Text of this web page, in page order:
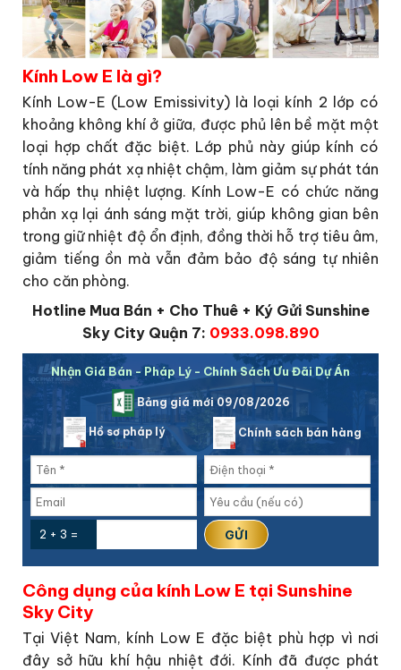
Kính Low E là gì?
Kính Low-E (Low Emissivity) là loại kính 2 lớp có
khoảng không khí ở giữa, được phủ lên bề mặt một
loại hợp chất đặc biệt. Lớp phủ này giúp kính có
tính năng phát xạ nhiệt chậm, làm giảm sự phát tán
và hấp thụ nhiệt lượng. Kính Low-E có chức năng
phản xạ lại ánh sáng mặt trời, giúp không gian bên
trong giữ nhiệt độ ổn định, đồng thời hỗ trợ tiêu âm,
giảm tiếng ồn mà vẫn đảm bảo độ sáng tự nhiên
cho căn phòng.
Hotline Mua Bán + Cho Thuê + Ký Gửi Sunshine
Sky City Quận 7: 0933.098.890
Nhận Giá Bán - Pháp Lý - Chính Sách Ưu Đãi Dự Án
Bảng giá mới 09/08/2026
Hồ sơ pháp lý Chính sách bán hàng
2 + 3 =
Công dụng của kính Low E tại Sunshine
Sky City
Tại Việt Nam, kính Low E đặc biệt phù hợp vì nơi
đây sở hữu khí hậu nhiệt đới. Kính đã được phát